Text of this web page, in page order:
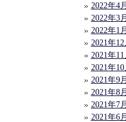
2022年4
2022年3
2022年1
2021年
2021年
2021年
2021年9
2021年8
2021年7
2021年6